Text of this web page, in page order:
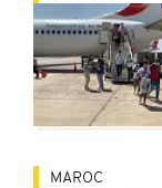
MAROC